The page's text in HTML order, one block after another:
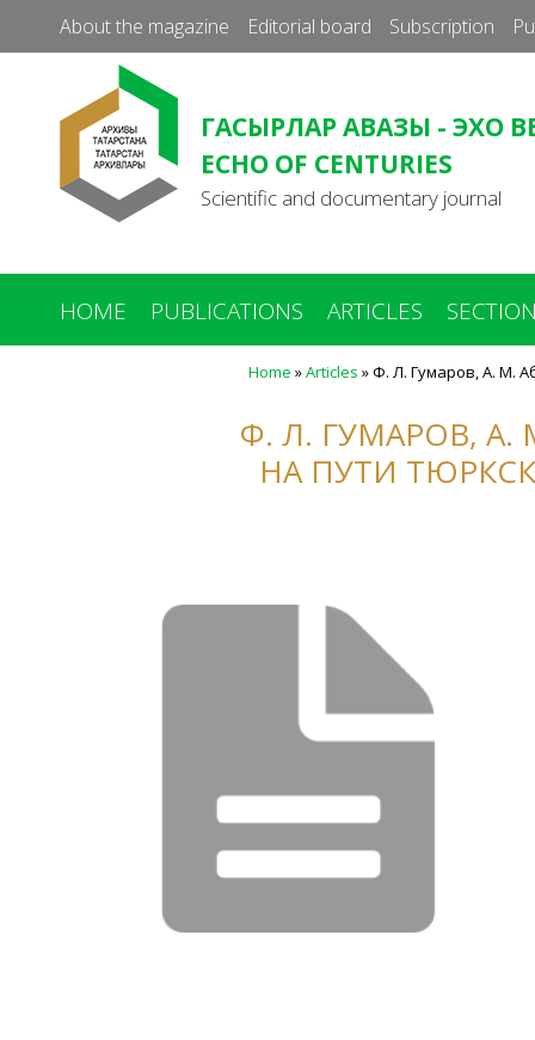
About the magazine Editorial board Subscription
ГАСЫРЛАР АВАЗЫ - ЭХО
ECHO OF CENTURIES
Scientific and documentary journal
HOME PUBLICATIONS ARTICLES
Home »Articles »Ф. Л. Гумаров, А. М.
Ф. Л. ГУМАРОВ, А.
НА ПУТИ